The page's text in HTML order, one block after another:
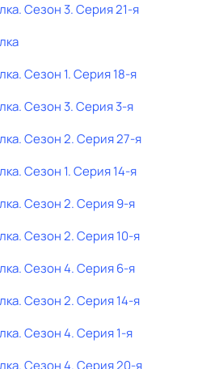
. Сезон 3. Серия 21-я
. Сезон 1. Серия 18-я
. Сезон 3. Серия 3-я
. Сезон 2. Серия 27-я
. Сезон 1. Серия 14-я
. Сезон 2. Серия 9-я
. Сезон 2. Серия 10-я
. Сезон 4. Серия 6-я
. Сезон 2. Серия 14-я
. Сезон 4. Серия 1-я
. Сезон 4. Серия 20-я